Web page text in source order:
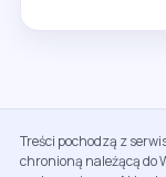
Treści pochodzą z
chronioną należącą do